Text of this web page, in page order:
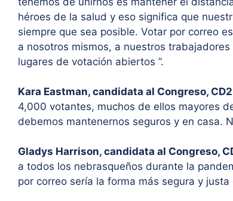
héroes de la salud y eso significa que
siempre que sea posible. Votar por correo
a nosotros mismos, a nuestros
lugares de votación abiertos ”.
Kara Eastman, candidata al Congreso,
4,000 votantes, muchos de ellos mayores
debemos mantenernos seguros y en casa.
Gladys Harrison, candidata al Congreso,
a todos los nebrasqueños durante la
por correo sería la forma más segura y